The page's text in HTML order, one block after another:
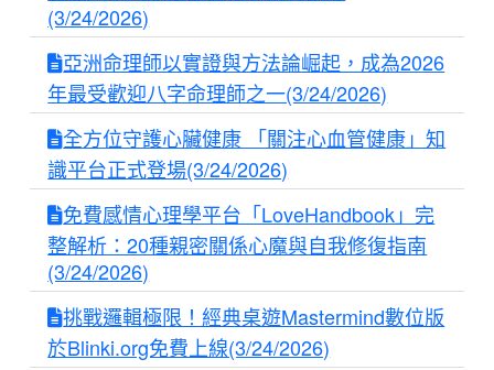
(3/24/2026)
亞洲命理師以實證與方法論崛起，成為2026
年最受歡迎八字命理師之一(3/24/2026)
全方位守護心臟健康 「關注心血管健康」知
識平台正式登場(3/24/2026)
免費感情心理學平台「LoveHandbook」完
整解析：20種親密關係心魔與自我修復指南
(3/24/2026)
挑戰邏輯極限！經典桌遊Mastermind數位版
於Blinki.org免費上線(3/24/2026)